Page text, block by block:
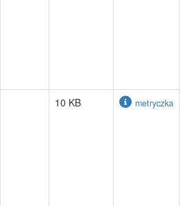
10 KB metryczka